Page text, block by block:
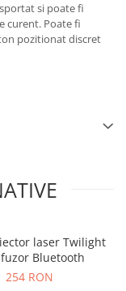
si poate fi
curent. Poate fi
pozitionat discret
laser Twilight
Bluetooth
254 RON